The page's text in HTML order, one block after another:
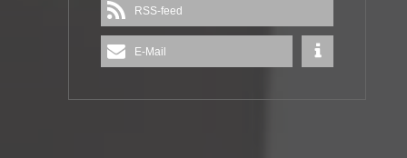
RSS-feed
E-Mail